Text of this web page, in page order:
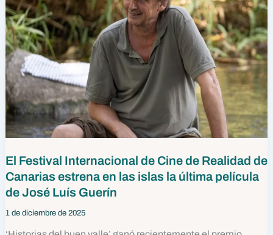
El Festival Internacional de Cine de Realidad de
Canarias estrena en las islas la última película
de José Luís Guerín
1 de diciembre de 2025